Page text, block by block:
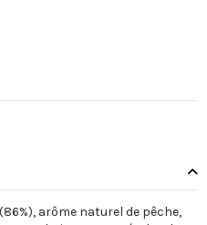
arôme naturel de pêche,